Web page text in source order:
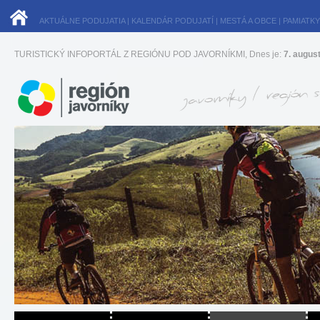
AKTUÁLNE PODUJATIA| KALENDÁR PODUJATÍ | MESTÁ A OBCE | PAMIATKY
TURISTICKÝ INFOPORTÁL Z REGIÓNU POD JAVORNÍKMI, Dnes je: 7.